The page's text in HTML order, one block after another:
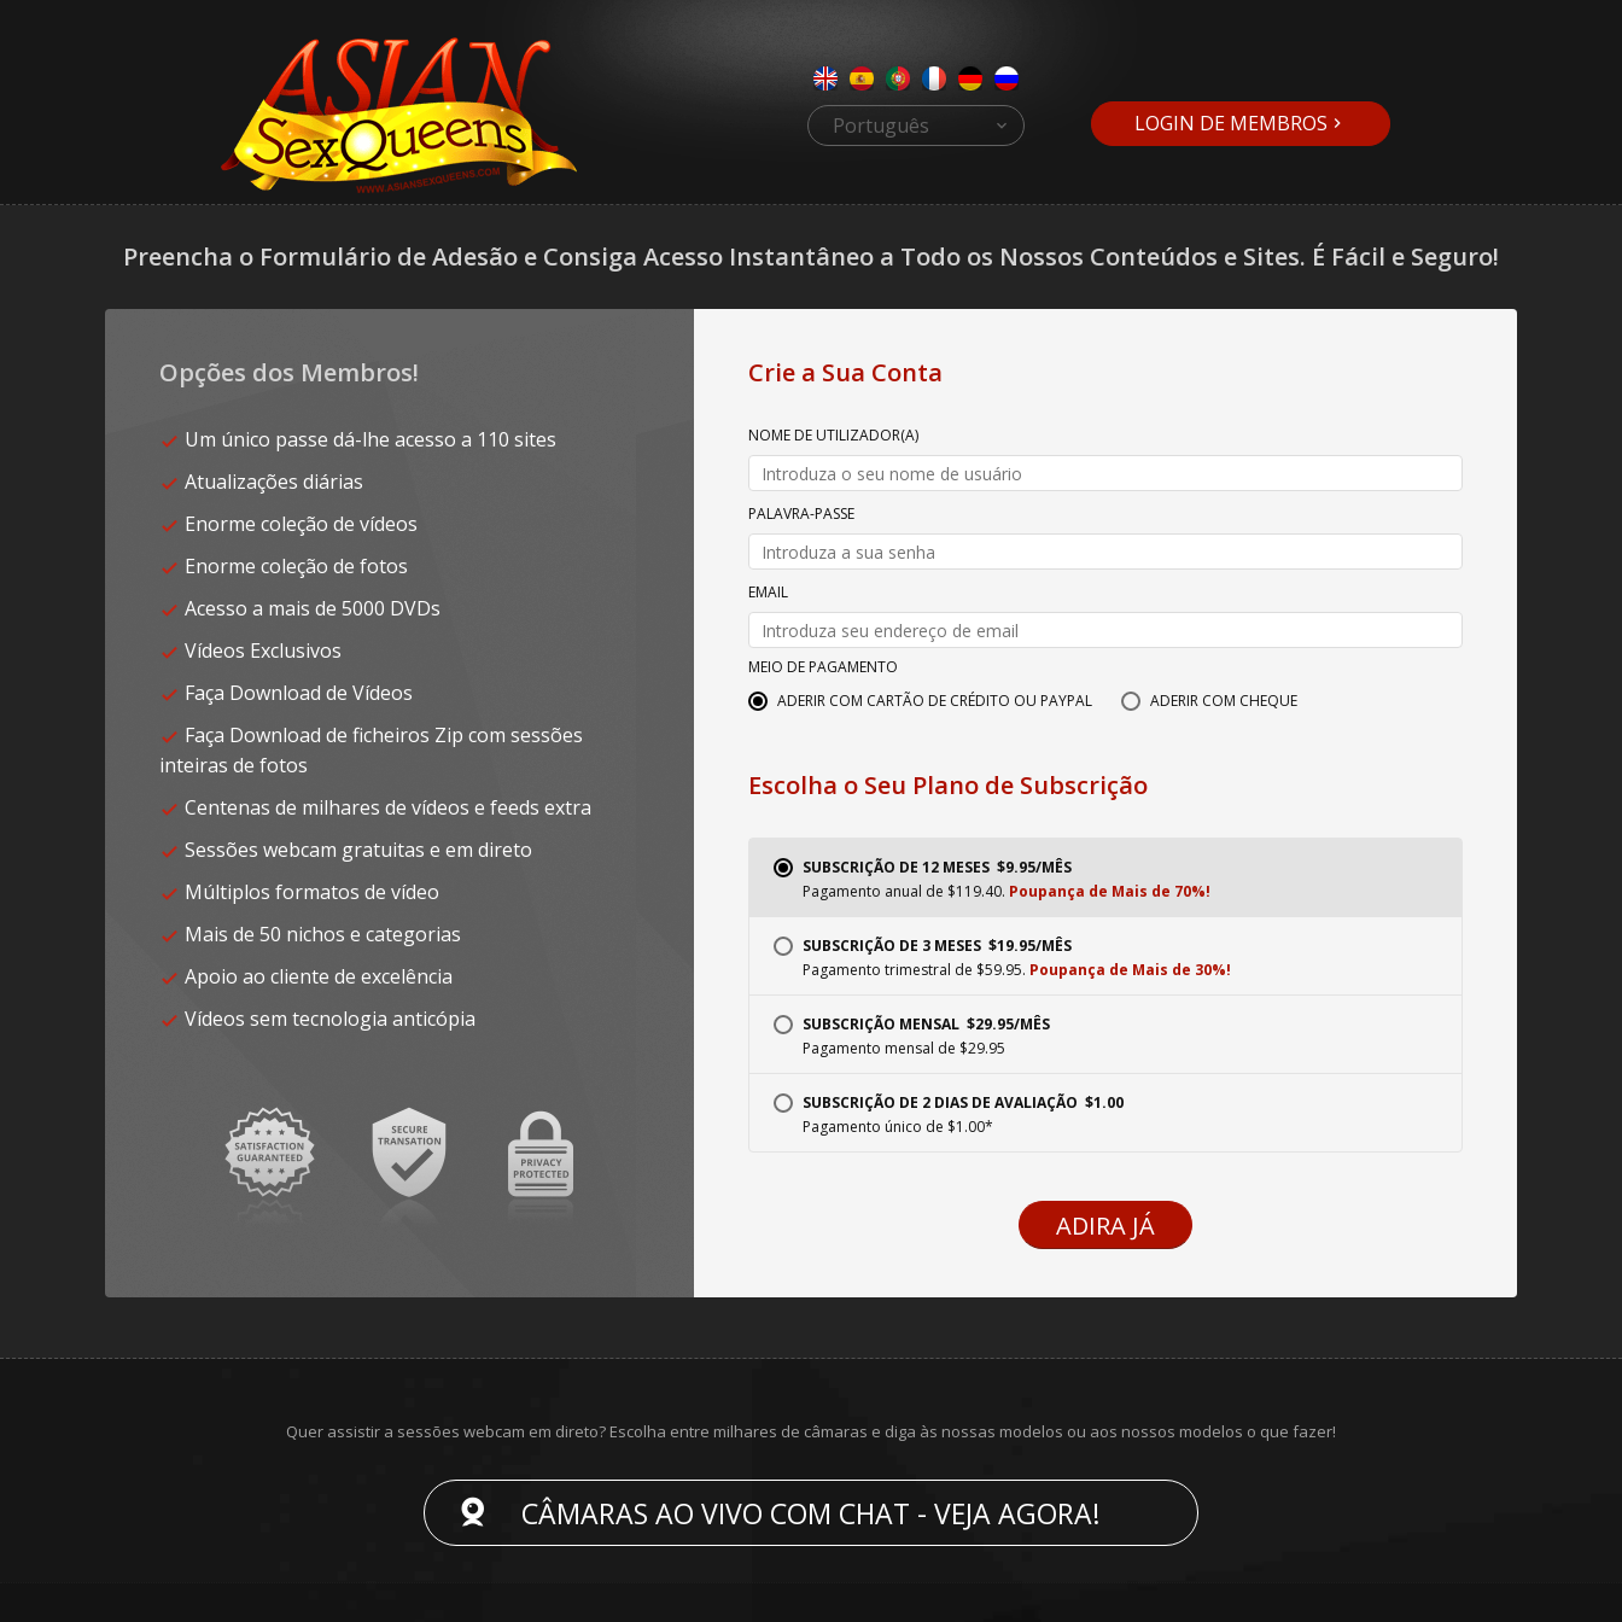
Português LOGIN DE MEMBROS
Preencha o Formulário de Adesão e Consiga Acesso Instantâneo a Todo os Nossos Conteúdos e Sites. É Fácil e Seguro!
Crie a Sua Conta
NOME DE UTILIZADOR(A)
PALAVRA-PASSE
EMAIL
MEIO DE PAGAMENTO
ADERIR COM CARTÃO DE CRÉDITO OU PAYPAL
ADERIR COM CHEQUE
Escolha o Seu Plano de Subscrição
SUBSCRIÇÃO DE 12 MESES  $9.95/MÊS
Pagamento anual de $119.40. Poupança de Mais de 70%!
SUBSCRIÇÃO DE 3 MESES  $19.95/MÊS
Pagamento trimestral de $59.95. Poupança de Mais de 30%!
SUBSCRIÇÃO MENSAL  $29.95/MÊS
Pagamento mensal de $29.95
SUBSCRIÇÃO DE 2 DIAS DE AVALIAÇÃO  $1.00
Pagamento único de $1.00*
ADIRA JÁ
Opções dos Membros!
Um único passe dá-lhe acesso a 110 sites
Atualizações diárias
Enorme coleção de vídeos
Enorme coleção de fotos
Acesso a mais de 5000 DVDs
Vídeos Exclusivos
Faça Download de Vídeos
Faça Download de ficheiros Zip com sessões
inteiras de fotos
Centenas de milhares de vídeos e feeds extra
Sessões webcam gratuitas e em direto
Múltiplos formatos de vídeo
Mais de 50 nichos e categorias
Apoio ao cliente de excelência
Vídeos sem tecnologia anticópia
Quer assistir a sessões webcam em direto? Escolha entre milhares de câmaras e diga às nossas modelos ou aos nossos modelos o que fazer!
CÂMARAS AO VIVO COM CHAT - VEJA AGORA!